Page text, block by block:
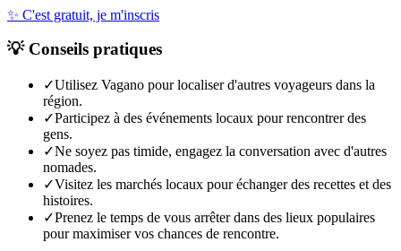
✨ C'est gratuit, je m'inscris
💡Conseils pratiques
✓Utilisez Vagano pour localiser d'autres voyageurs dans la
région.
✓Participez à des événements locaux pour rencontrer des
gens.
✓Ne soyez pas timide, engagez la conversation avec d'autres
nomades.
✓Visitez les marchés locaux pour échanger des recettes et des
histoires.
✓Prenez le temps de vous arrêter dans des lieux populaires
pour maximiser vos chances de rencontre.